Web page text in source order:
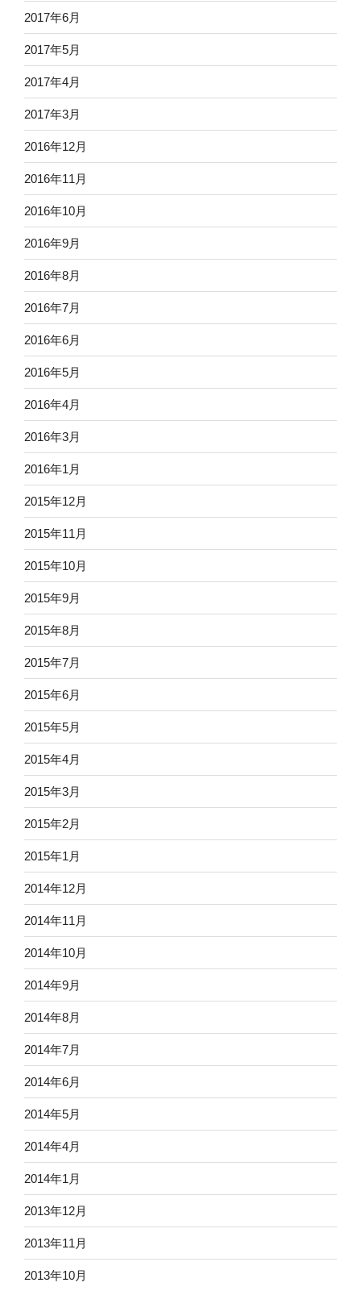
2017年6月
2017年5月
2017年4月
2017年3月
2016年12月
2016年11月
2016年10月
2016年9月
2016年8月
2016年7月
2016年6月
2016年5月
2016年4月
2016年3月
2016年1月
2015年12月
2015年11月
2015年10月
2015年9月
2015年8月
2015年7月
2015年6月
2015年5月
2015年4月
2015年3月
2015年2月
2015年1月
2014年12月
2014年11月
2014年10月
2014年9月
2014年8月
2014年7月
2014年6月
2014年5月
2014年4月
2014年1月
2013年12月
2013年11月
2013年10月